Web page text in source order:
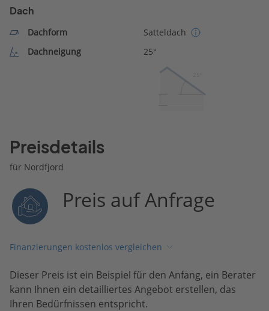
Dach
Dachform
Satteldach
Dachneigung
25°
Preisdetails
für Nordfjord
Preis auf Anfrage
Finanzierungen kostenlos vergleichen
Dieser Preis ist ein Beispiel für den Anfang, ein Berater
kann Ihnen ein detailliertes Angebot erstellen, das
Ihren Bedürfnissen entspricht.